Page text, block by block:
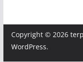
Copyright © 2026
WordPress.